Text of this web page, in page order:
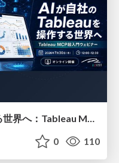
AIが自社のTableauを操作する世界へ：Tableau MCP超入門
0 110